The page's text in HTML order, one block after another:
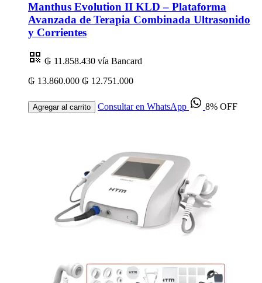
Manthus Evolution II KLD – Plataforma
Avanzada de Terapia Combinada Ultrasonido
y Corrientes
₲ 11.858.430 vía Bancard
₲ 13.860.000 ₲ 12.751.000
Agregar al carrito Consultar en WhatsApp 8% OFF